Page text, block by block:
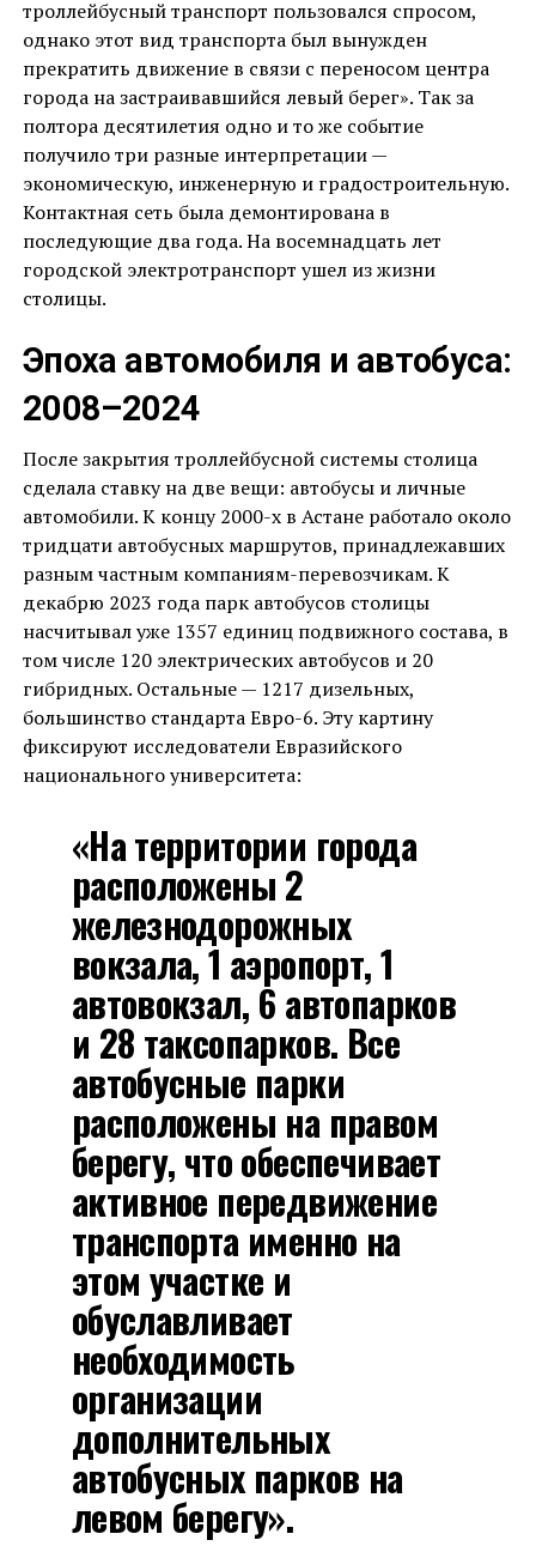
троллейбусный транспорт пользовался спросом,
однако этот вид транспорта был вынужден
прекратить движение в связи с переносом центра
города на застраивавшийся левый берег». Так за
полтора десятилетия одно и то же событие
получило три разные интерпретации —
экономическую, инженерную и градостроительную.
Контактная сеть была демонтирована в
последующие два года. На восемнадцать лет
городской электротранспорт ушел из жизни
столицы.
Эпоха автомобиля и автобуса:
2008–2024
После закрытия троллейбусной системы столица
сделала ставку на две вещи: автобусы и личные
автомобили. К концу 2000-х в Астане работало около
тридцати автобусных маршрутов, принадлежавших
разным частным компаниям-перевозчикам. К
декабрю 2023 года парк автобусов столицы
насчитывал уже 1357 единиц подвижного состава, в
том числе 120 электрических автобусов и 20
гибридных. Остальные — 1217 дизельных,
большинство стандарта Евро-6. Эту картину
фиксируют исследователи Евразийского
национального университета:
«На территории города
расположены 2
железнодорожных
вокзала, 1 аэропорт, 1
автовокзал, 6 автопарков
и 28 таксопарков. Все
автобусные парки
расположены на правом
берегу, что обеспечивает
активное передвижение
транспорта именно на
этом участке и
обуславливает
необходимость
организации
дополнительных
автобусных парков на
левом берегу».